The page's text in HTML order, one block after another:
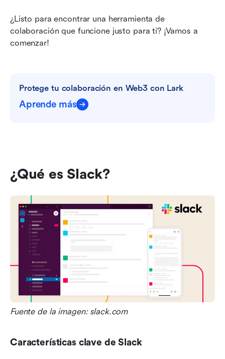
¿Listo para encontrar una herramienta de
colaboración que funcione justo para ti? ¡Vamos a
comenzar!
Protege tu colaboración en Web3 con Lark
Aprende más
¿Qué es Slack?
Fuente de la imagen: slack.com
Características clave de Slack